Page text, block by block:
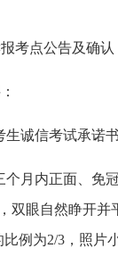
考点公告及确认
生诚信考试承诺
个月内正面、免
双眼自然睁开并
例为2/3，照片